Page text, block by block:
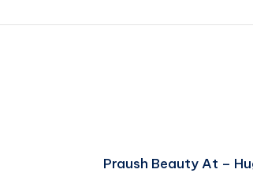
Praush Beauty At –